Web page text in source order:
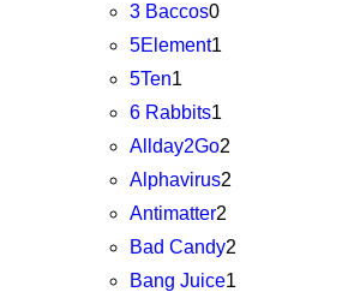
3 Baccos0
5Element1
5Ten1
6 Rabbits1
Allday2Go2
Alphavirus2
Antimatter2
Bad Candy2
Bang Juice1